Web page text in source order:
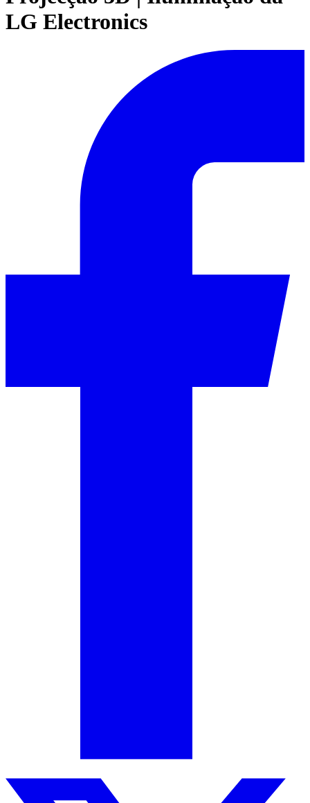
LG Electronics